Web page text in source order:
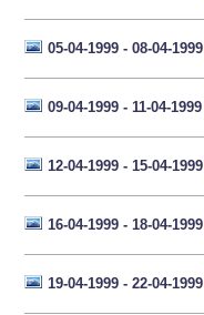
05-04-1999 - 08-04-1999
09-04-1999 - 11-04-1999
12-04-1999 - 15-04-1999
16-04-1999 - 18-04-1999
19-04-1999 - 22-04-1999